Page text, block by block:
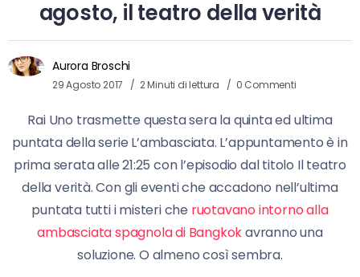
agosto, il teatro della verità
Aurora Broschi
29 Agosto 2017 2 Minuti di lettura 0 Commenti
Rai Uno trasmette questa sera la quinta ed ultima
puntata della serie L’ambasciata. L’appuntamento è in
prima serata alle 21:25 con l’episodio dal titolo Il teatro
della verità. Con gli eventi che accadono nell’ultima
puntata tutti i misteri che ruotavano intorno alla
ambasciata spagnola di Bangkokavranno una
soluzione. O almeno così sembra.